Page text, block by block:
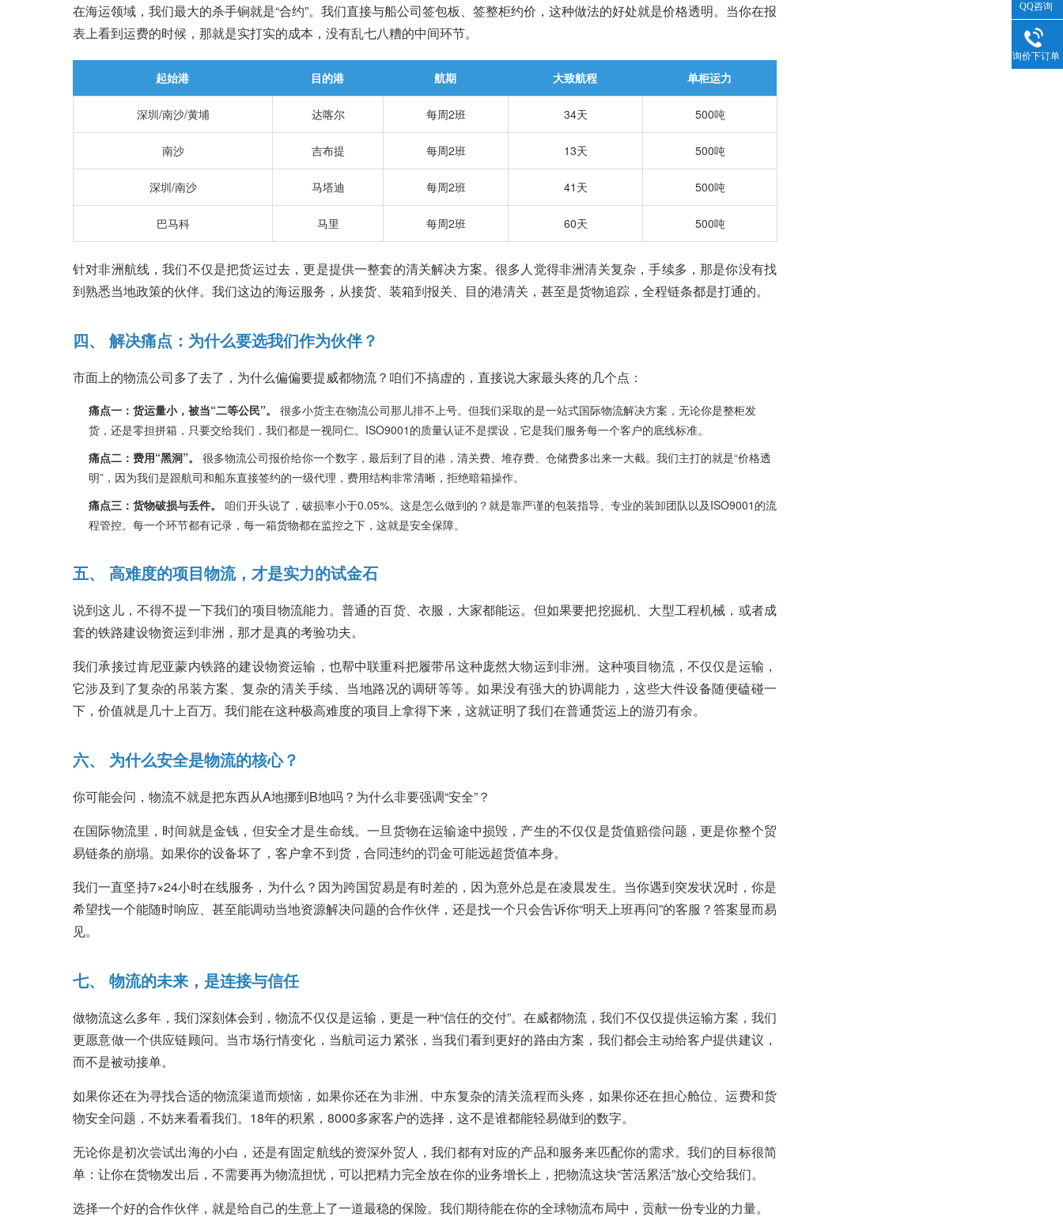
在海运领域，我们最大的杀手锏就是“合约”。我们直接与船公司签包板、签整柜约价，这种做法的好处就是价格透明。当你在报
表上看到运费的时候，那就是实打实的成本，没有乱七八糟的中间环节。
起始港 目的港 航期 大致航程 单柜运力
深圳/南沙/黄埔 达喀尔 每周2班 34天 500吨
南沙 吉布提 每周2班 13天 500吨
深圳/南沙 马塔迪 每周2班 41天 500吨
巴马科 马里 每周2班 60天 500吨
针对非洲航线，我们不仅是把货运过去，更是提供一整套的清关解决方案。很多人觉得非洲清关复杂，手续多，那是你没有找
到熟悉当地政策的伙伴。我们这边的海运服务，从接货、装箱到报关、目的港清关，甚至是货物追踪，全程链条都是打通的。
四、 解决痛点：为什么要选我们作为伙伴？
市面上的物流公司多了去了，为什么偏偏要提威都物流？咱们不搞虚的，直接说大家最头疼的几个点：
痛点一：货运量小，被当“二等公民”。 很多小货主在物流公司那儿排不上号。但我们采取的是一站式国际物流解决方案，无论你是整柜发
货，还是零担拼箱，只要交给我们，我们都是一视同仁。ISO9001的质量认证不是摆设，它是我们服务每一个客户的底线标准。
痛点二：费用“黑洞”。 很多物流公司报价给你一个数字，最后到了目的港，清关费、堆存费、仓储费多出来一大截。我们主打的就是“价格透
明”，因为我们是跟航司和船东直接签约的一级代理，费用结构非常清晰，拒绝暗箱操作。
痛点三：货物破损与丢件。 咱们开头说了，破损率小于0.05%。这是怎么做到的？就是靠严谨的包装指导、专业的装卸团队以及ISO9001的流
程管控。每一个环节都有记录，每一箱货物都在监控之下，这就是安全保障。
五、 高难度的项目物流，才是实力的试金石
说到这儿，不得不提一下我们的项目物流能力。普通的百货、衣服，大家都能运。但如果要把挖掘机、大型工程机械，或者成
套的铁路建设物资运到非洲，那才是真的考验功夫。
我们承接过肯尼亚蒙内铁路的建设物资运输，也帮中联重科把履带吊这种庞然大物运到非洲。这种项目物流，不仅仅是运输，
它涉及到了复杂的吊装方案、复杂的清关手续、当地路况的调研等等。如果没有强大的协调能力，这些大件设备随便磕碰一
下，价值就是几十上百万。我们能在这种极高难度的项目上拿得下来，这就证明了我们在普通货运上的游刃有余。
六、 为什么安全是物流的核心？
你可能会问，物流不就是把东西从A地挪到B地吗？为什么非要强调“安全”？
在国际物流里，时间就是金钱，但安全才是生命线。一旦货物在运输途中损毁，产生的不仅仅是货值赔偿问题，更是你整个贸
易链条的崩塌。如果你的设备坏了，客户拿不到货，合同违约的罚金可能远超货值本身。
我们一直坚持7×24小时在线服务，为什么？因为跨国贸易是有时差的，因为意外总是在凌晨发生。当你遇到突发状况时，你是
希望找一个能随时响应、甚至能调动当地资源解决问题的合作伙伴，还是找一个只会告诉你“明天上班再问”的客服？答案显而易
见。
七、 物流的未来，是连接与信任
做物流这么多年，我们深刻体会到，物流不仅仅是运输，更是一种“信任的交付”。在威都物流，我们不仅仅提供运输方案，我们
更愿意做一个供应链顾问。当市场行情变化，当航司运力紧张，当我们看到更好的路由方案，我们都会主动给客户提供建议，
而不是被动接单。
如果你还在为寻找合适的物流渠道而烦恼，如果你还在为非洲、中东复杂的清关流程而头疼，如果你还在担心舱位、运费和货
物安全问题，不妨来看看我们。18年的积累，8000多家客户的选择，这不是谁都能轻易做到的数字。
无论你是初次尝试出海的小白，还是有固定航线的资深外贸人，我们都有对应的产品和服务来匹配你的需求。我们的目标很简
单：让你在货物发出后，不需要再为物流担忧，可以把精力完全放在你的业务增长上，把物流这块“苦活累活”放心交给我们。
选择一个好的合作伙伴，就是给自己的生意上了一道最稳的保险。我们期待能在你的全球物流布局中，贡献一份专业的力量。
QQ咨询
询价下订单